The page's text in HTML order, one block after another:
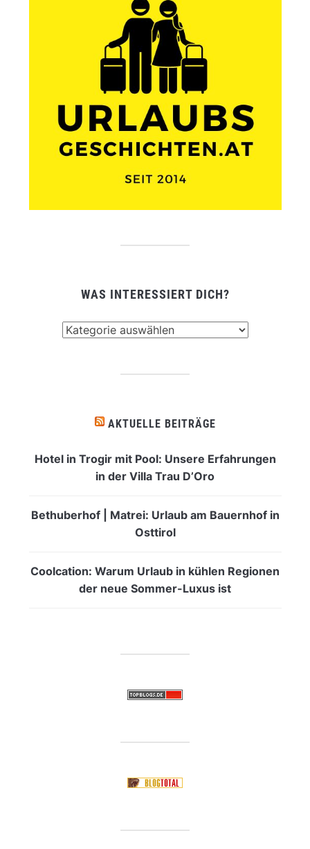
WAS INTERESSIERT DICH?
AKTUELLE BEITRÄGE
Hotel in Trogir mit Pool: Unsere Erfahrungen
in der Villa Trau D’Oro
Bethuberhof | Matrei: Urlaub am Bauernhof in
Osttirol
Coolcation: Warum Urlaub in kühlen Regionen
der neue Sommer-Luxus ist